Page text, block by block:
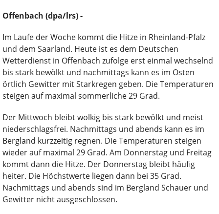
Offenbach (dpa/lrs) -
Im Laufe der Woche kommt die Hitze in Rheinland-Pfalz
und dem Saarland. Heute ist es dem Deutschen
Wetterdienst in Offenbach zufolge erst einmal wechselnd
bis stark bewölkt und nachmittags kann es im Osten
örtlich Gewitter mit Starkregen geben. Die Temperaturen
steigen auf maximal sommerliche 29 Grad.
Der Mittwoch bleibt wolkig bis stark bewölkt und meist
niederschlagsfrei. Nachmittags und abends kann es im
Bergland kurzzeitig regnen. Die Temperaturen steigen
wieder auf maximal 29 Grad. Am Donnerstag und Freitag
kommt dann die Hitze. Der Donnerstag bleibt häufig
heiter. Die Höchstwerte liegen dann bei 35 Grad.
Nachmittags und abends sind im Bergland Schauer und
Gewitter nicht ausgeschlossen.